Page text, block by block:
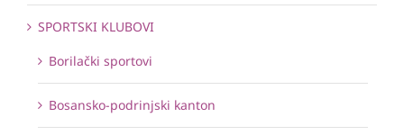
SPORTSKI KLUBOVI
Borilački sportovi
Bosansko-podrinjski kanton